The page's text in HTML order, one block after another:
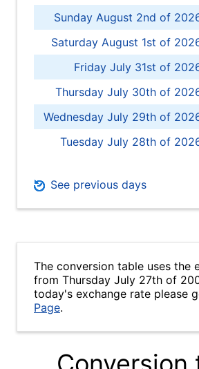
Sunday August 2nd of
Saturday August 1st of
Friday July 31st of
Thursday July 30th of
Wednesday July 29th of
Tuesday July 28th of
See previous days
The conversion table uses the
from Thursday July 27th of
today's exchange rate please
Page.